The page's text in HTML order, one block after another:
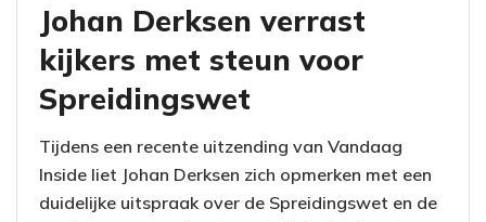
Johan Derksen verrast
kijkers met steun voor
Spreidingswet
Tijdens een recente uitzending van Vandaag
Inside liet Johan Derksen zich opmerken met een
duidelijke uitspraak over de Spreidingswet en de